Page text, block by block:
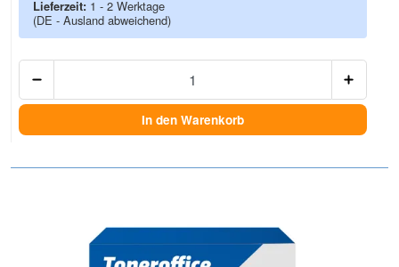
Lieferzeit: 1 - 2 Werktage
(DE - Ausland abweichend)
In den Warenkorb